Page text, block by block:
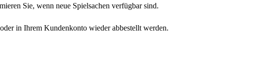
Sie, wenn neue Spielsachen verfügbar sind.
in Ihrem Kundenkonto wieder abbestellt werden.